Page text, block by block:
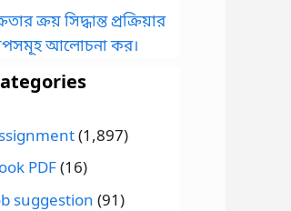
ক্রয় সিদ্ধান্ত প্রক্রিয়ার
আলোচনা কর।
(1,897)
PDF(16)
suggestion (91)